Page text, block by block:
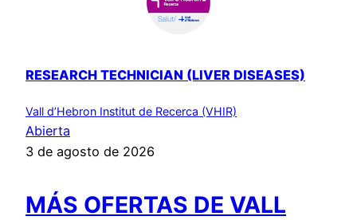
RESEARCH TECHNICIAN (LIVER DISEASES)
Vall d’Hebron Institut de Recerca (VHIR)
Abierta
3 de agosto de 2026
MÁS OFERTAS DE VALL